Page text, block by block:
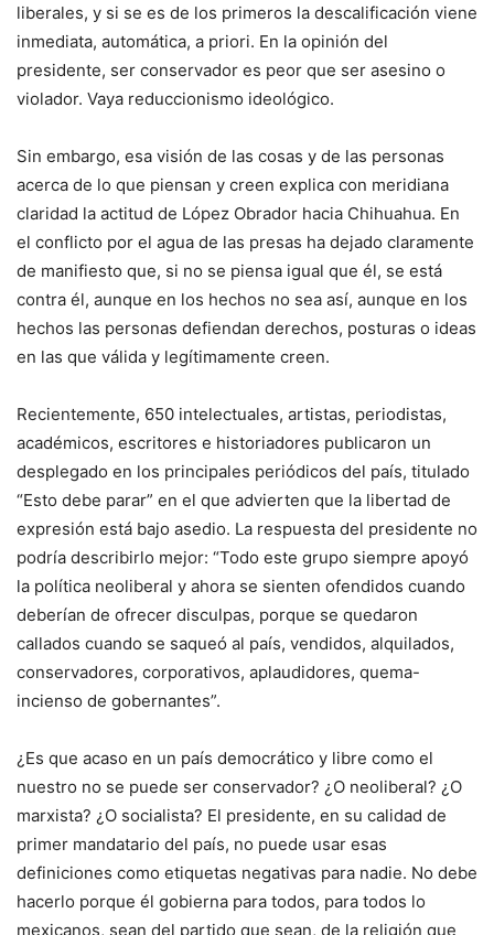
liberales, y si se es de los primeros la descalificación viene
inmediata, automática, a priori. En la opinión del
presidente, ser conservador es peor que ser asesino o
violador. Vaya reduccionismo ideológico.
Sin embargo, esa visión de las cosas y de las personas
acerca de lo que piensan y creen explica con meridiana
claridad la actitud de López Obrador hacia Chihuahua. En
el conflicto por el agua de las presas ha dejado claramente
de manifiesto que, si no se piensa igual que él, se está
contra él, aunque en los hechos no sea así, aunque en los
hechos las personas defiendan derechos, posturas o ideas
en las que válida y legítimamente creen.
Recientemente, 650 intelectuales, artistas, periodistas,
académicos, escritores e historiadores publicaron un
desplegado en los principales periódicos del país, titulado
“Esto debe parar” en el que advierten que la libertad de
expresión está bajo asedio. La respuesta del presidente no
podría describirlo mejor: “Todo este grupo siempre apoyó
la política neoliberal y ahora se sienten ofendidos cuando
deberían de ofrecer disculpas, porque se quedaron
callados cuando se saqueó al país, vendidos, alquilados,
conservadores, corporativos, aplaudidores, quema-
incienso de gobernantes”.
¿Es que acaso en un país democrático y libre como el
nuestro no se puede ser conservador? ¿O neoliberal? ¿O
marxista? ¿O socialista? El presidente, en su calidad de
primer mandatario del país, no puede usar esas
definiciones como etiquetas negativas para nadie. No debe
hacerlo porque él gobierna para todos, para todos lo
mexicanos, sean del partido que sean, de la religión que